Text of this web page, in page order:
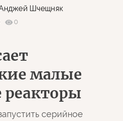
Шчещняк
0
малые
серийное